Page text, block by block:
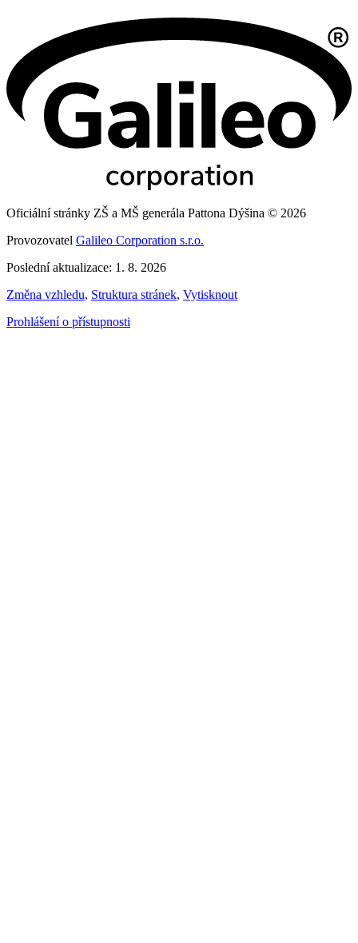
Oficiální stránky ZŠ a MŠ generála Pattona Dýšina © 2026
Provozovatel Galileo Corporation s.r.o.
Poslední aktualizace: 1. 8. 2026
Změna vzhledu, Struktura stránek, Vytisknout
Prohlášení o přístupnosti